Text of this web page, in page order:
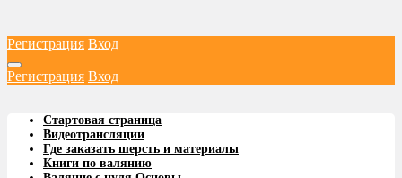
Регистрация Вход
Регистрация Вход
Стартовая страница
Видеотрансляции
Где заказать шерсть и материалы
Книги по валянию